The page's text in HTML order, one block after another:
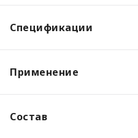
Спецификации
Применение
Состав